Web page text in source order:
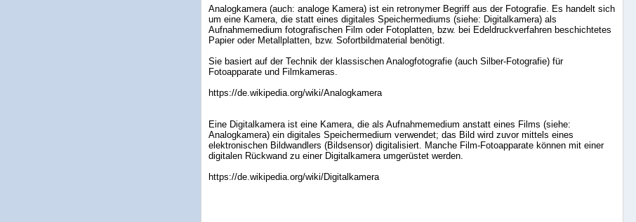
Analogkamera (auch: analoge Kamera) ist ein retronymer Begriff aus der Fotografie. Es handelt sich
um eine Kamera, die statt eines digitales Speichermediums (siehe: Digitalkamera) als
Aufnahmemedium fotografischen Film oder Fotoplatten, bzw. bei Edeldruckverfahren beschichtetes
Papier oder Metallplatten, bzw. Sofortbildmaterial benötigt.
Sie basiert auf der Technik der klassischen Analogfotografie (auch Silber-Fotografie) für
Fotoapparate und Filmkameras.
https://de.wikipedia.org/wiki/Analogkamera
Eine Digitalkamera ist eine Kamera, die als Aufnahmemedium anstatt eines Films (siehe:
Analogkamera) ein digitales Speichermedium verwendet; das Bild wird zuvor mittels eines
elektronischen Bildwandlers (Bildsensor) digitalisiert. Manche Film-Fotoapparate können mit einer
digitalen Rückwand zu einer Digitalkamera umgerüstet werden.
https://de.wikipedia.org/wiki/Digitalkamera